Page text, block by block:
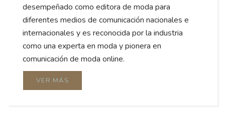
desempeñado como editora de moda para
diferentes medios de comunicación nacionales e
internacionales y es reconocida por la industria
como una experta en moda y pionera en
comunicación de moda online.
VER MÁS